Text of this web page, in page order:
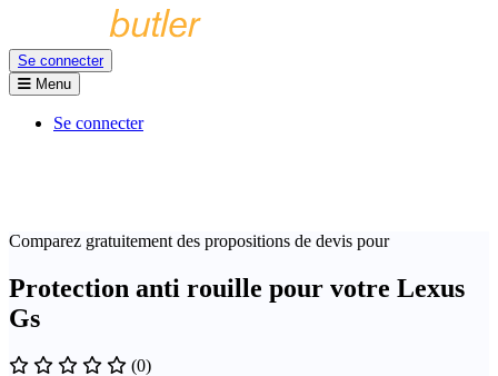
Se connecter
Menu
Se connecter
Comparez gratuitement des propositions de devis pour
Protection anti rouille pour votre Lexus
Gs
(0)